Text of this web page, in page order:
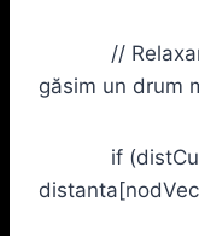
// Relaxare:
găsim un drum
if